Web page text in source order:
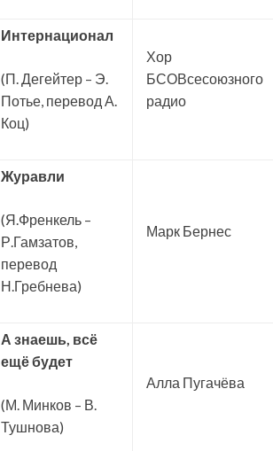
Интернационал
(П. Дегейтер – Э.
Потье, перевод А.
Коц)
Хор
БСОВсесоюзного
радио
Журавли
(Я.Френкель –
Р.Гамзатов,
перевод
Н.Гребнева)
Марк Бернес
А знаешь, всё
ещё будет
(М. Минков – В.
Тушнова)
Алла Пугачёва